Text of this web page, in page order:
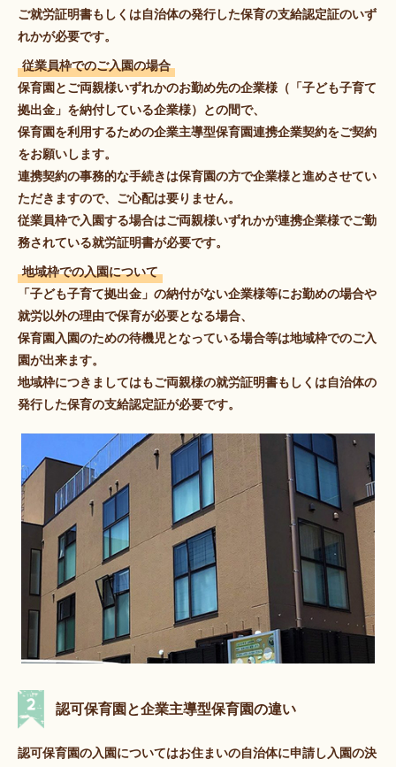
ご就労証明書もしくは自治体の発行した保育の支給認定証のいず
れかが必要です。
従業員枠でのご入園の場合
保育園とご両親様いずれかのお勤め先の企業様（「子ども子育て
拠出⾦」を納付している企業様）との間で、
保育園を利用するための企業主導型保育園連携企業契約をご契約
をお願いします。
連携契約の事務的な⼿続きは保育園の⽅で企業様と進めさせてい
ただきますので、ご⼼配は要りません。
従業員枠で入園する場合はご両親様いずれかが連携企業様でご勤
務されている就労証明書が必要です。
地域枠での入園について
「子ども子育て拠出⾦」の納付がない企業様等にお勤めの場合や
就労以外の理由で保育が必要となる場合、
保育園入園のための待機児となっている場合等は地域枠でのご入
園が出来ます。
地域枠につきましてはもご両親様の就労証明書もしくは自治体の
発行した保育の支給認定証が必要です。
認可保育園と企業主導型保育園の違い
認可保育園の入園についてはお住まいの自治体に申請し入園の決